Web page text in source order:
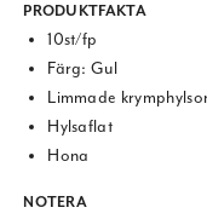
PRODUKTFAKTA
10st/fp
Färg: Gul
Limmade
Hylsaflat
Hona
NOTERA